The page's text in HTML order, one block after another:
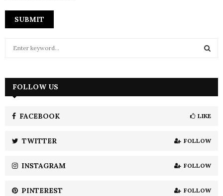
h
H
FOLLOW US
FACEBOOK LIKE
TWITTER FOLLOW
INSTAGRAM FOLLOW
PINTEREST FOLLOW